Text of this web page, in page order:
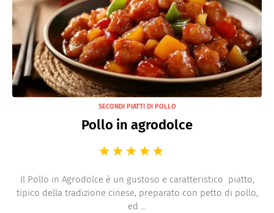
SECONDI PIATTI DI POLLO
Pollo in agrodolce
Il Pollo in Agrodolce è un gustoso e caratteristico piatto,
tipico della tradizione cinese, preparato con petto di pollo,
ed ...